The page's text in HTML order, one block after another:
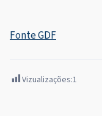
Fonte GDF
Vizualizações:1